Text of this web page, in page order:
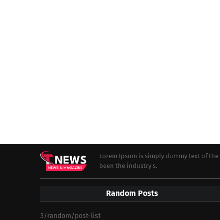
Lorem Ipsum is simply dummy text of
been the industry's.
Random Posts
3/random/post-list